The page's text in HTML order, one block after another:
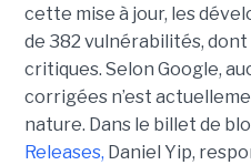
cette mise à jour, les
de 382 vulnérabilités,
critiques. Selon Google,
corrigées n’est
nature. Dans le billet de
Releases, Daniel Yip,